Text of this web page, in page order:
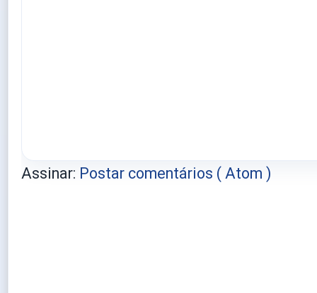
Assinar: Postar comentários ( Atom )